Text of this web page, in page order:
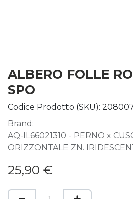
ALBERO FOLLE
SPO
Codice Prodotto (SKU):
Brand:
AQ-IL66021310 - PERNO x
ORIZZONTALE ZN.
25,90 €